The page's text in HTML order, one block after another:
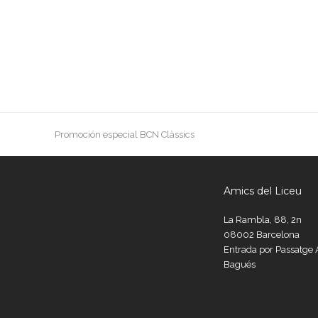
previous
Promoción especial BCN Clàssics
Amics del Liceu
La Rambla, 88, 2n
08002 Barcelona
Entrada por Passatge
Bagués